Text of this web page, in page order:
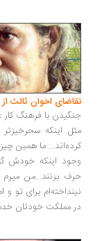
تقاضای اخوان ثالث
جنگیدن با فرهنگ کار
مثل اینکه
کرده‌اند... ما همین
وجود اینکه خودش
حرف بزنند...من
نینداخته‌ام برای تو
در مملکت خودتان